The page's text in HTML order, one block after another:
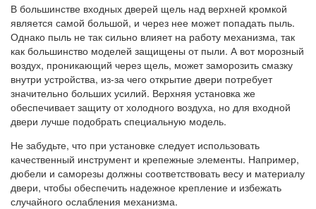
В большинстве входных дверей щель над верхней кромкой
является самой большой, и через нее может попадать пыль.
Однако пыль не так сильно влияет на работу механизма, так
как большинство моделей защищены от пыли. А вот морозный
воздух, проникающий через щель, может заморозить смазку
внутри устройства, из-за чего открытие двери потребует
значительно больших усилий. Верхняя установка же
обеспечивает защиту от холодного воздуха, но для входной
двери лучше подобрать специальную модель.
Не забудьте, что при установке следует использовать
качественный инструмент и крепежные элементы. Например,
дюбели и саморезы должны соответствовать весу и материалу
двери, чтобы обеспечить надежное крепление и избежать
случайного ослабления механизма.